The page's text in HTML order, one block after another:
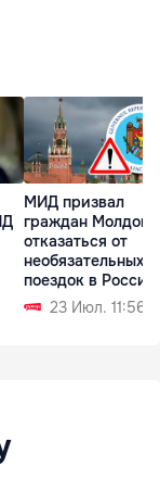
МИД призвал
граждан Молдовы
отказаться от
необязательных
поездок в Россию
23 Июл. 11:56